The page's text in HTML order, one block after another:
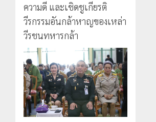
ความดี และเชิดชูเกียรติ
วีรกรรมอันกล้าหาญของเหล่า
วีรชนทหารกล้า